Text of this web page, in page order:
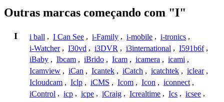
Outras marcas começando com "I"
I i ball , I Can See , i-Family , i-mobile , i-tronics ,
i-Watcher , I30vd , i3DVR , i3international , I591b6f ,
iBaby , Ibcam , iBrido , Icam , icamera , icami ,
Icamview , iCan , Icantek , iCatch , icatchtek , iclear ,
Icloudcam , Iclp , iCMS , Icom , Icon , iconnect ,
iControl , icp , icpe , iCraig , Icrealtime , Ics , icsee ,